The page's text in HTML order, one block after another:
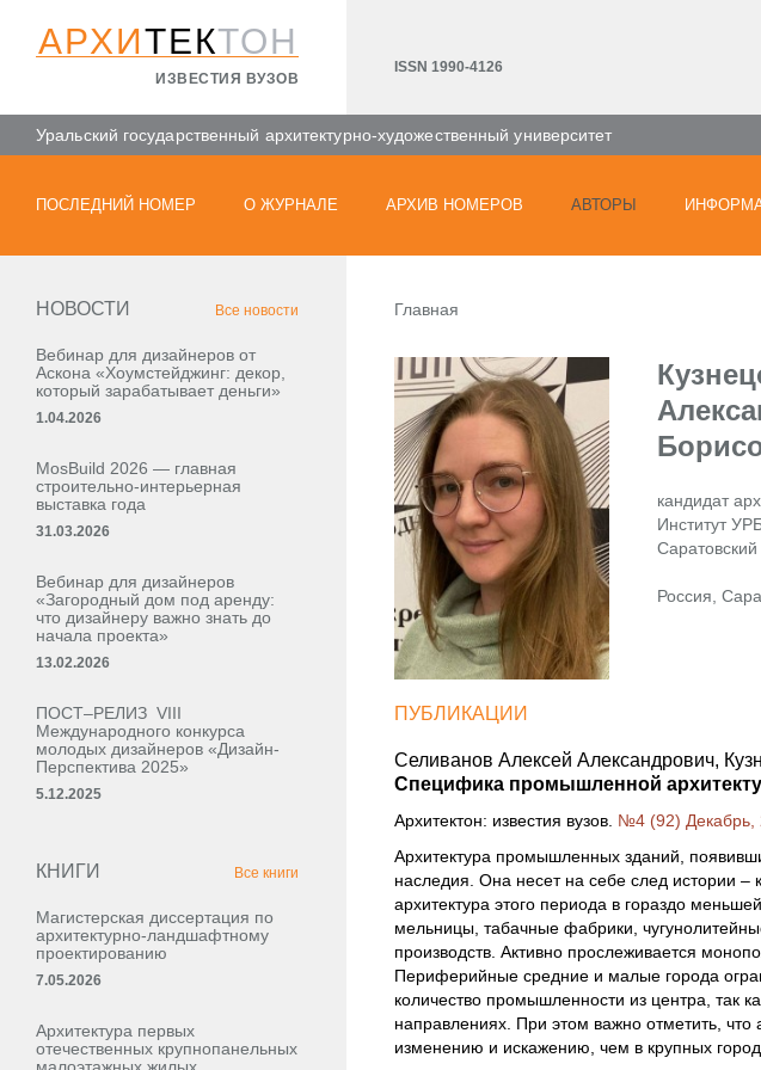
АРХИТЕКТОН
ИЗВЕСТИЯ ВУЗОВ
ISSN 1990-4126
Уральский государственный архитектурно-художественный университет
ПОСЛЕДНИЙ НОМЕР О ЖУРНАЛЕ АРХИВ НОМЕРОВ АВТОРЫ
НОВОСТИ Все новости
Вебинар для дизайнеров от
Аскона «Хоумстейджинг: декор,
который зарабатывает деньги»
1.04.2026
MosBuild 2026 — главная
строительно-интерьерная
выставка года
31.03.2026
Вебинар для дизайнеров
«Загородный дом под аренду:
что дизайнеру важно знать до
начала проекта»
13.02.2026
ПОСТ–РЕЛИЗ VIII
Международного конкурса
молодых дизайнеров «Дизайн-
Перспектива 2025»
5.12.2025
КНИГИ Все книги
Магистерская диссертация по
архитектурно-ландшафтному
проектированию
7.05.2026
Архитектура первых
отечественных крупнопанельных
Главная
кандидат
Институт
Россия,
ПУБЛИКАЦИИ
Селиванов Алексей Александрович,
Специфика промышленной
Архитектон: известия вузов. №4 (92) Декабрь,
Архитектура промышленных зданий,
наследия. Она несет на себе след истории –
архитектура этого периода в гораздо
мельницы, табачные фабрики,
производств. Активно прослеживается
Периферийные средние и малые города
количество промышленности из центра, так
направлениях. При этом важно отметить,
изменению и искажению, чем в крупных